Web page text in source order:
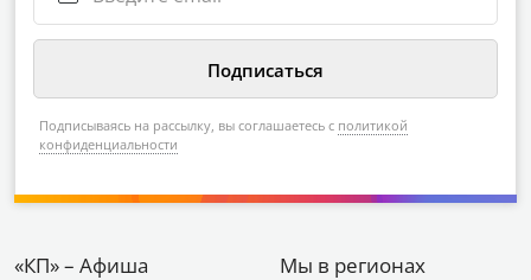
Подписываясь на рассылку, вы соглашаетесь с политикой
конфиденциальности
«КП» – Афиша Мы в регионах